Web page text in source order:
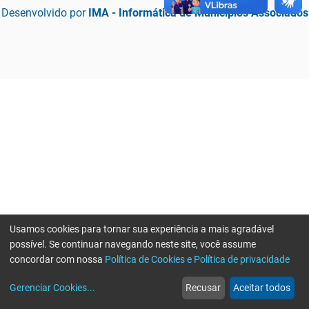
Desenvolvido por IMA - Informática de Municípios Associados
web
Notícias
more_horiz
Mais
Usamos cookies para tornar sua experiência a mais agradável
possível. Se continuar navegando neste site, você assume
concordar com nossa Política de Cookies e Política de privacidade
Gerenciar Cookies... Recusar Aceitar todos
Erro ao enviar informações, por favor tente novamente